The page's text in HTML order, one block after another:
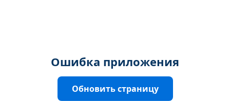
Ошибка приложения
Обновить страницу